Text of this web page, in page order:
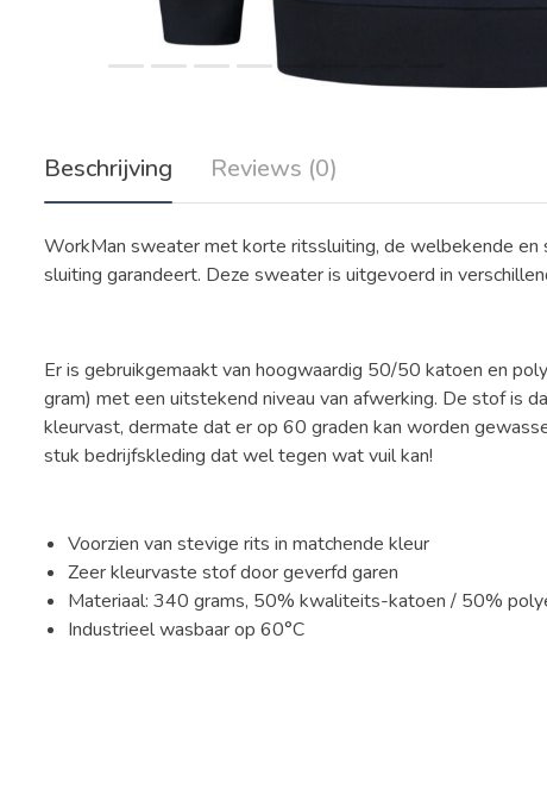
Beschrijving Reviews (0)
WorkMan sweater met korte ritssluiting, de welbekende en
sluiting garandeert. Deze sweater is uitgevoerd in
Er is gebruikgemaakt van hoogwaardig 50/50 katoen en
gram) met een uitstekend niveau van afwerking. De stof is
kleurvast, dermate dat er op 60 graden kan worden
stuk bedrijfskleding dat wel tegen wat vuil kan!
Voorzien van stevige rits in matchende kleur
Zeer kleurvaste stof door geverfd garen
Materiaal: 340 grams, 50% kwaliteits-katoen / 50%
Industrieel wasbaar op 60°C